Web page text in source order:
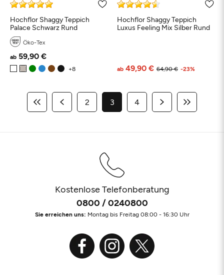
Hochflor Shaggy Teppich
Palace Schwarz Rund
Öko-Tex
ab 59,90 €
Hochflor Shaggy Teppich
Luxus Feeling Mix Silber Rund
64,90 €
ab 49,90 € -23%
2 3 4
Kostenlose Telefonberatung
0800 / 0240800
Sie erreichen uns: Montag bis Freitag 08:00 - 16:30 Uhr